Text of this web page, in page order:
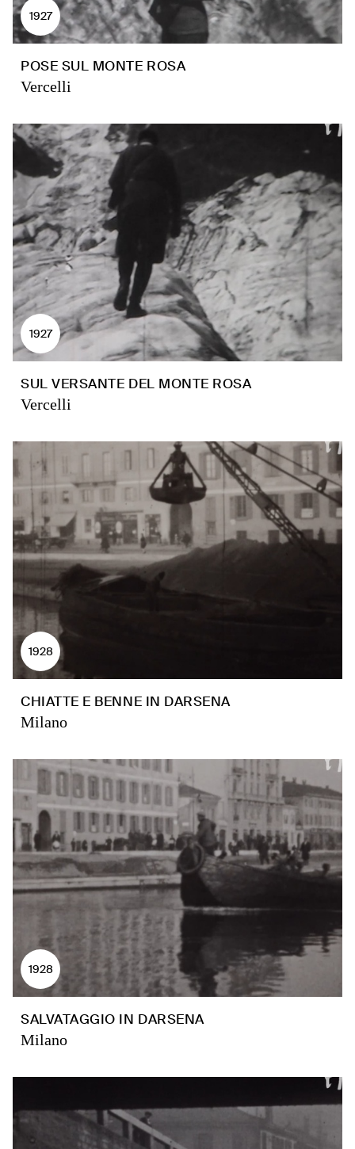
1927
POSE SUL MONTE ROSA
Vercelli
1927
SUL VERSANTE DEL MONTE ROSA
Vercelli
1928
CHIATTE E BENNE IN DARSENA
Milano
1928
SALVATAGGIO IN DARSENA
Milano